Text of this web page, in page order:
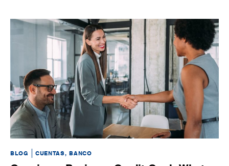
BLOG CUENTAS, BANCO